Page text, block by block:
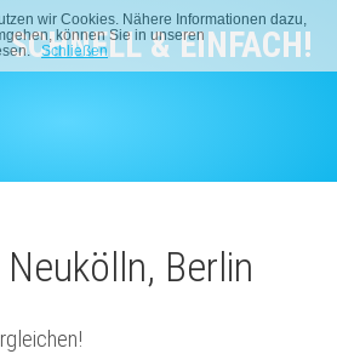
SCHNELL & EINFACH!
wir Cookies. Nähere Informationen dazu,
können Sie in unseren
Schließen
Berlin